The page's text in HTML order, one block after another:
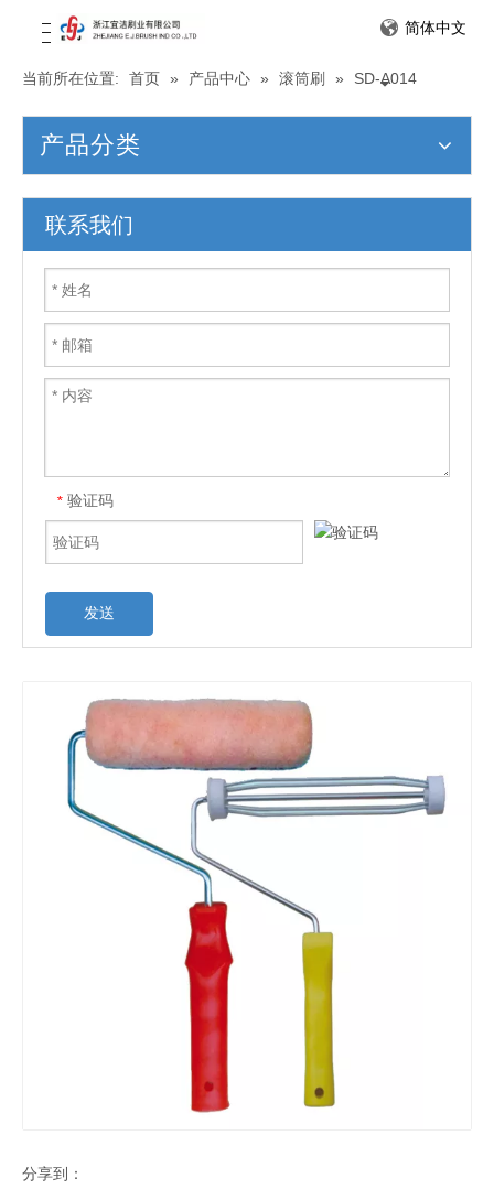
简体中文
当前所在位置: 首页 » 产品中心 » 滚筒刷 » SD-A014
产品分类
联系我们
* 验证码
发送
分享到：